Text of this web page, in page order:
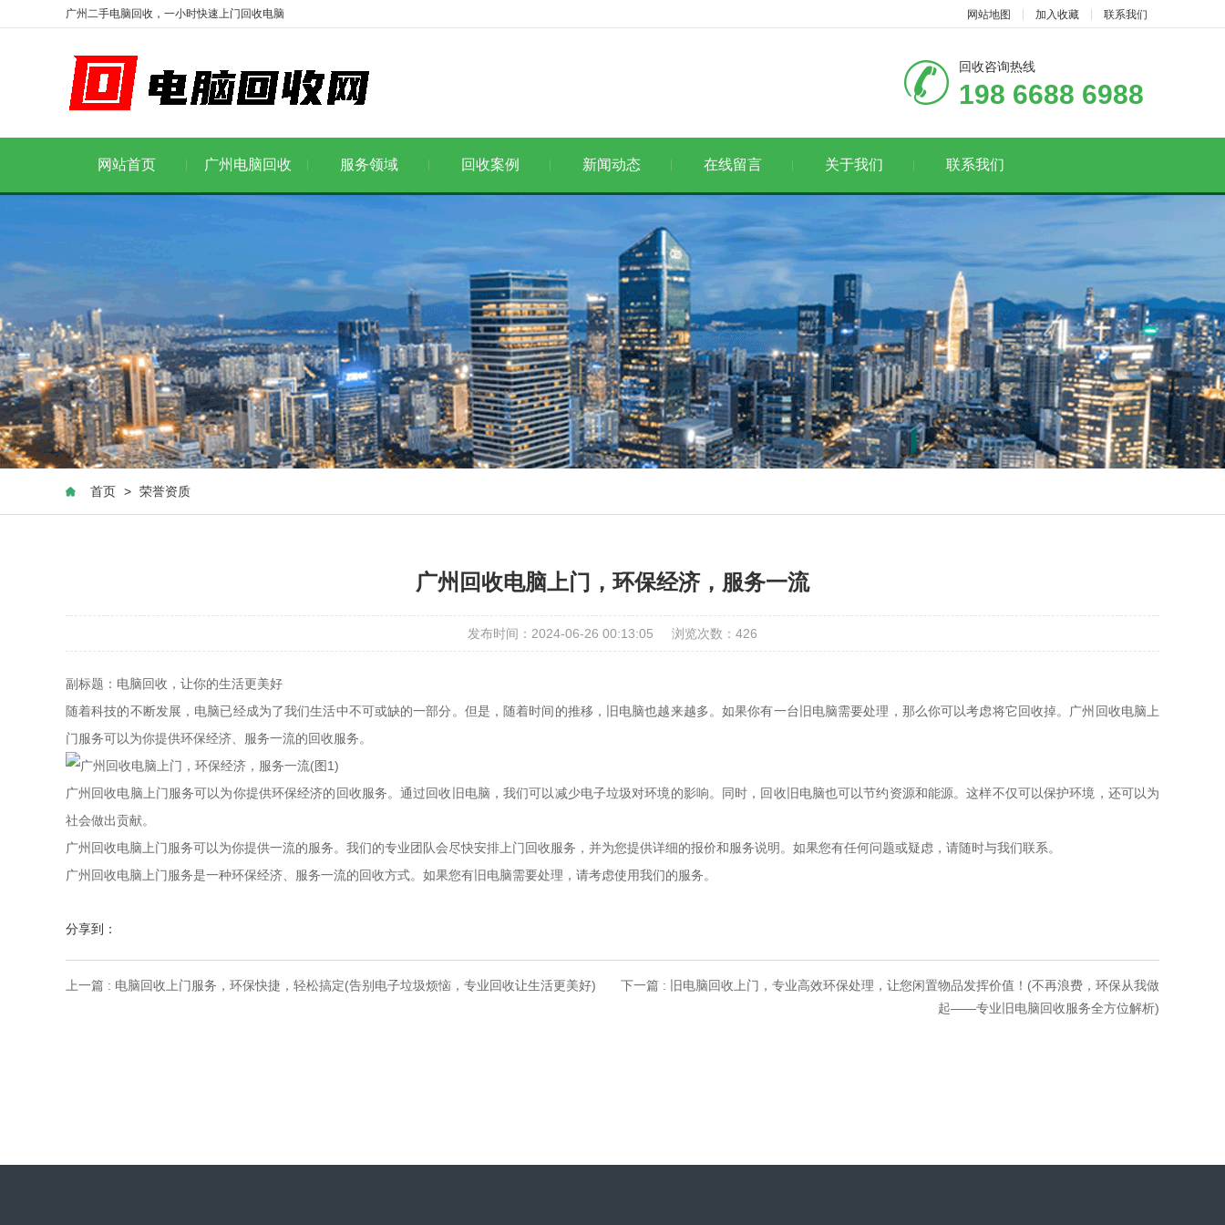
广州二手电脑回收，一小时快速上门回收电脑 网站地图 加入收藏 联系我们
回收咨询热线
198 6688 6988
网站首页 广州电脑回收 服务领域 回收案例 新闻动态 在线留言 关于我们 联系我们
首页 > 荣誉资质
广州回收电脑上门，环保经济，服务一流
发布时间：2024-06-26 00:13:05 浏览次数： 426
副标题：电脑回收，让你的生活更美好
随着科技的不断发展，电脑已经成为了我们生活中不可或缺的一部分。但是，随着时间的推移，旧电脑也越来越多。如果你有一台旧电脑需要处理，那么你可以考虑将它回收掉。广州回收电脑上
门服务可以为你提供环保经济、服务一流的回收服务。
广州回收电脑上门服务可以为你提供环保经济的回收服务。通过回收旧电脑，我们可以减少电子垃圾对环境的影响。同时，回收旧电脑也可以节约资源和能源。这样不仅可以保护环境，还可以为
社会做出贡献。
广州回收电脑上门服务可以为你提供一流的服务。我们的专业团队会尽快安排上门回收服务，并为您提供详细的报价和服务说明。如果您有任何问题或疑虑，请随时与我们联系。
广州回收电脑上门服务是一种环保经济、服务一流的回收方式。如果您有旧电脑需要处理，请考虑使用我们的服务。
分享到：
上一篇 : 电脑回收上门服务，环保快捷，轻松搞定(告别电子垃圾烦恼，专业回收让生活更美好)
下一篇 : 旧电脑回收上门，专业高效环保处理，让您闲置物品发挥价值！(不再浪费，环保从我做
起——专业旧电脑回收服务全方位解析)